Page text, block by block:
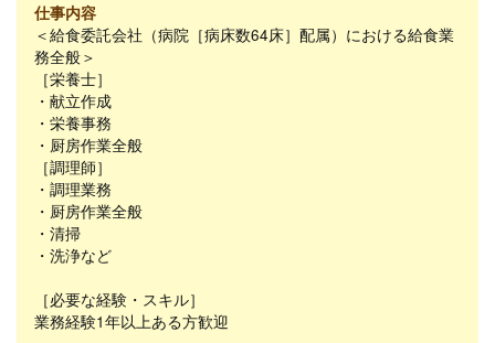
仕事内容
＜給食委託会社（病院［病床数64床］配属）における給食業
務全般＞
［栄養士］
・献立作成
・栄養事務
・厨房作業全般
［調理師］
・調理業務
・厨房作業全般
・清掃
・洗浄など
［必要な経験・スキル］
業務経験1年以上ある方歓迎